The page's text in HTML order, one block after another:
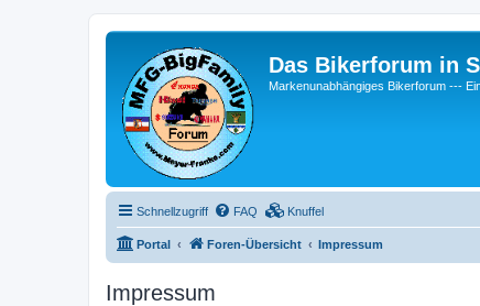
Das Bikerforum in
Markenunabhängiges Bikerforum ---
Schnellzugriff FAQ Knuffel
Portal Foren-Übersicht Impressum
Impressum